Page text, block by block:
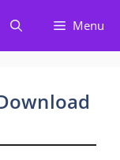
Menu